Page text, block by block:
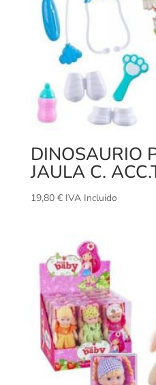
DINOSAURIO
JAULA C.
19,80 € IVA Incluido